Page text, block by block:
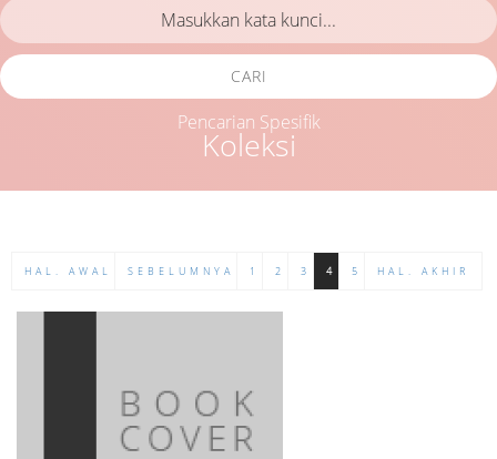
Koleksi
CARI
Pencarian Spesifik
HAL. AWAL SEBELUMNYA 1 2 3 4 5 HAL. AKHIR